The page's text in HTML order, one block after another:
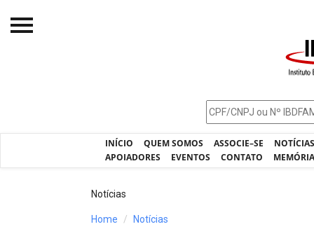
INÍCIO QUEM SOMOS ASSOCIE–SE
APOIADORES
EVENTOS CONTATO
Notícias
Home Notícias